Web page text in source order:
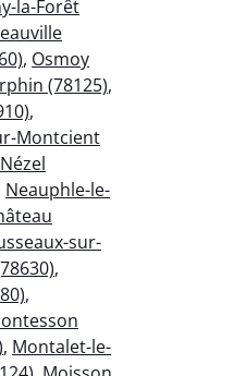
la-Forêt
, Osmoy
(78125),
,
Montcient
Nézel
Neauphle-le-
sur-
,
,
, Montalet-le-